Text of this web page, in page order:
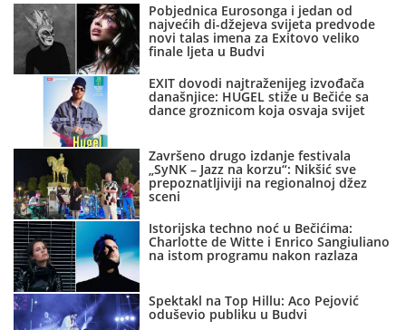
Pobjednica Eurosonga i jedan od
najvećih di-džejeva svijeta predvode
novi talas imena za Exitovo veliko
finale ljeta u Budvi
EXIT dovodi najtraženijeg izvođača
današnjice: HUGEL stiže u Bečiće sa
dance groznicom koja osvaja svijet
Završeno drugo izdanje festivala
„SyNK – Jazz na korzu“: Nikšić sve
prepoznatljiviji na regionalnoj džez
sceni
Istorijska techno noć u Bečićima:
Charlotte de Witte i Enrico Sangiuliano
na istom programu nakon razlaza
Spektakl na Top Hillu: Aco Pejović
oduševio publiku u Budvi